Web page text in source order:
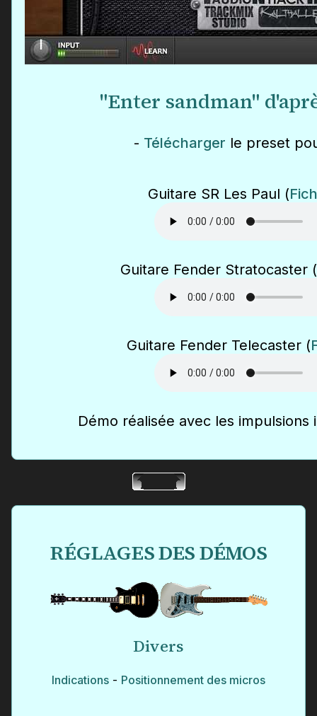
"Enter sandman"
- Télécharger le preset
Guitare SR Les Paul (
Guitare Fender Stratocaster (
Guitare Fender Telecaster (
Démo réalisée avec les impulsions
RÉGLAGES DES DÉMOS
Divers
Indications - Positionnement des micros